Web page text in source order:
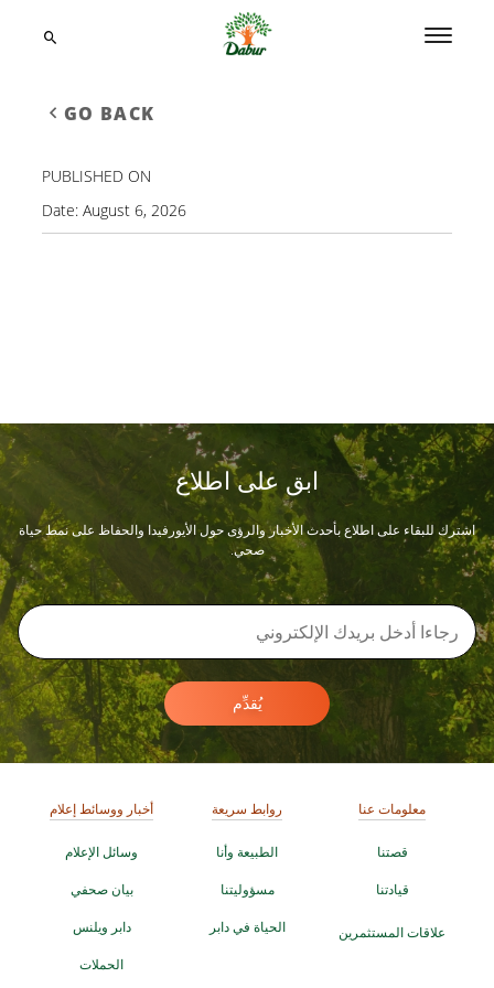
GO BACK
PUBLISHED ON
Date:August 6, 2026
ابق على اطلاع
اشترك للبقاء على اطلاع بأحدث الأخبار والرؤى حول الأيورفيدا والحفاظ على نمط حياة
صحي.
يُقدِّم
معلومات عنا
قصتنا
قيادتنا
علاقات المستثمرين
روابط سريعة
الطبيعة وأنا
مسؤوليتنا
الحياة في دابر
أخبار ووسائط إعلام
وسائل الإعلام
بيان صحفي
دابر ويلنس
الحملات